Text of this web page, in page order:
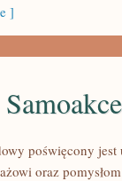
]
poświęcony
oraz